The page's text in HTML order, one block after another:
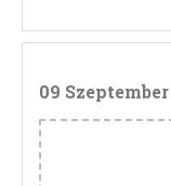
09 Szeptember